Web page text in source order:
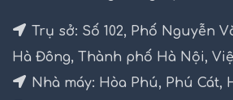
Trụ sở: Số 102, Phố Nguyễn
Hà Đông, Thành phố Hà Nội,
Nhà máy: Hòa Phú, Phú Cát,